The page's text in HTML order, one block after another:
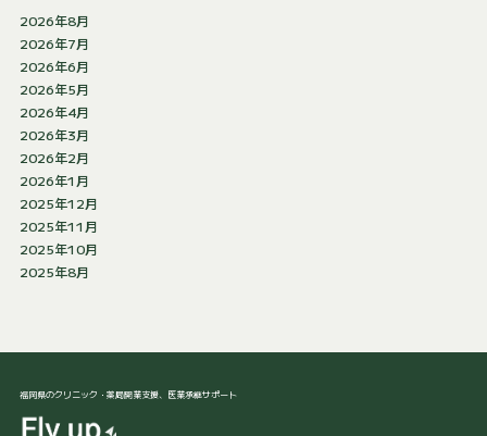
2026年8月
2026年7月
2026年6月
2026年5月
2026年4月
2026年3月
2026年2月
2026年1月
2025年12月
2025年11月
2025年10月
2025年8月
福岡県のクリニック・薬局開業支援、医業承継サポート